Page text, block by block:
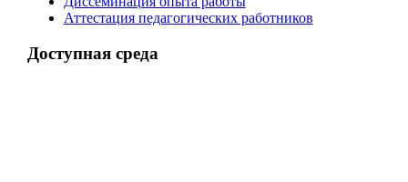
Аттестация педагогических работников
Доступная среда